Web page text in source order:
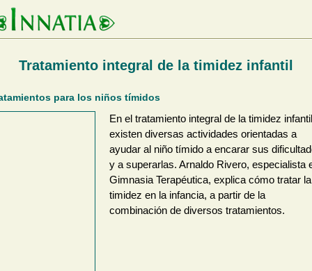
Tratamiento integral de la timidez infantil
para los niños tímidos
En el tratamiento integral de la timidez
existen diversas actividades orientadas a
ayudar al niño tímido a encarar sus
y a superarlas. Arnaldo Rivero, especialista
Gimnasia Terapéutica, explica cómo tratar la
timidez en la infancia, a partir de la
combinación de diversos tratamientos.